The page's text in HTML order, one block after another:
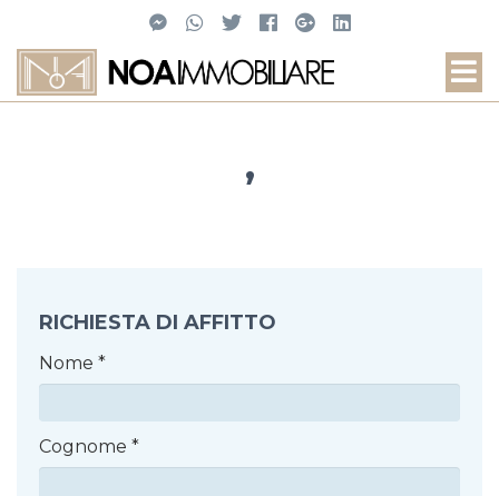
,
RICHIESTA DI AFFITTO
Nome *
Cognome *